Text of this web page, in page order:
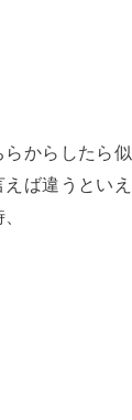
からしたら
ば違うとい